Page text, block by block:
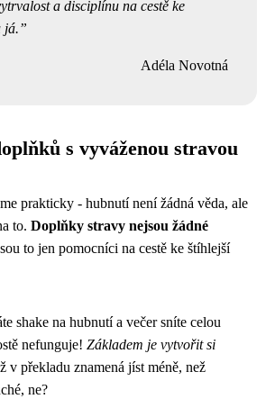
a disciplínu na cestě ke
já.
Adéla Novotná
s vyváženou stravou
prakticky - hubnutí není žádná věda, ale
to. Doplňky stravy nejsou žádné
to jen pomocníci na cestě ke štíhlejší
shake na hubnutí a večer sníte celou
nefunguje! Základem je vytvořit si
v překladu znamená jíst méně, než
ne?